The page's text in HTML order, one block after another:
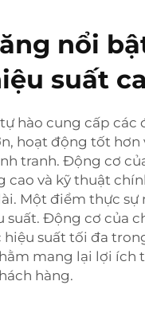
nổi
suất
hào cung cấp các
hoạt động tốt hơn
tranh. Động cơ
cao và kỹ thuật
Một điểm thực sự
suất. Động cơ của
suất tối đa
mang lại lợi ích
hàng.